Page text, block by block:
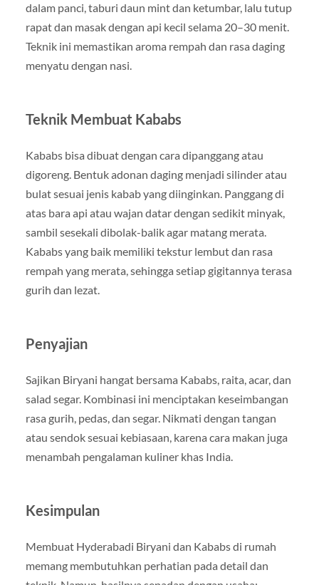
dalam panci, taburi daun mint dan ketumbar, lalu tutup
rapat dan masak dengan api kecil selama 20–30 menit.
Teknik ini memastikan aroma rempah dan rasa daging
menyatu dengan nasi.
Teknik Membuat Kababs
Kababs bisa dibuat dengan cara dipanggang atau
digoreng. Bentuk adonan daging menjadi silinder atau
bulat sesuai jenis kabab yang diinginkan. Panggang di
atas bara api atau wajan datar dengan sedikit minyak,
sambil sesekali dibolak-balik agar matang merata.
Kababs yang baik memiliki tekstur lembut dan rasa
rempah yang merata, sehingga setiap gigitannya terasa
gurih dan lezat.
Penyajian
Sajikan Biryani hangat bersama Kababs, raita, acar, dan
salad segar. Kombinasi ini menciptakan keseimbangan
rasa gurih, pedas, dan segar. Nikmati dengan tangan
atau sendok sesuai kebiasaan, karena cara makan juga
menambah pengalaman kuliner khas India.
Kesimpulan
Membuat Hyderabadi Biryani dan Kababs di rumah
memang membutuhkan perhatian pada detail dan